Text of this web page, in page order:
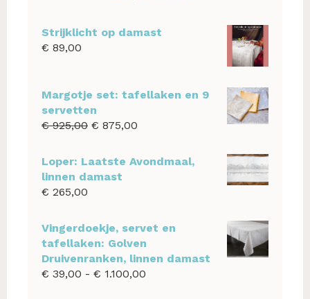
Strijklicht op damast
€ 89,00
Margotje set: tafellaken en 9
servetten
€925,00 Oorspronkelijke
was:
€ 925,00.
€ 875,00
Loper: Laatste Avondmaal,
linnen damast
€ 265,00
Vingerdoekje, servet en
tafellaken: Golven
Druivenranken, linnen damast
€ 39,00 - € 1.100,00